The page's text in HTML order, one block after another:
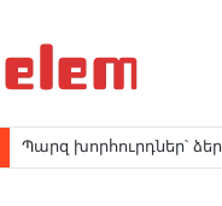
Պարզ խորհուրդներ՝